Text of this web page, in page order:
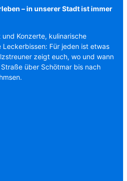
– in unserer Stadt ist immer
Konzerte, kulinarische
Für jeden ist etwas
zeigt euch, wo und wann
über Schötmar bis nach